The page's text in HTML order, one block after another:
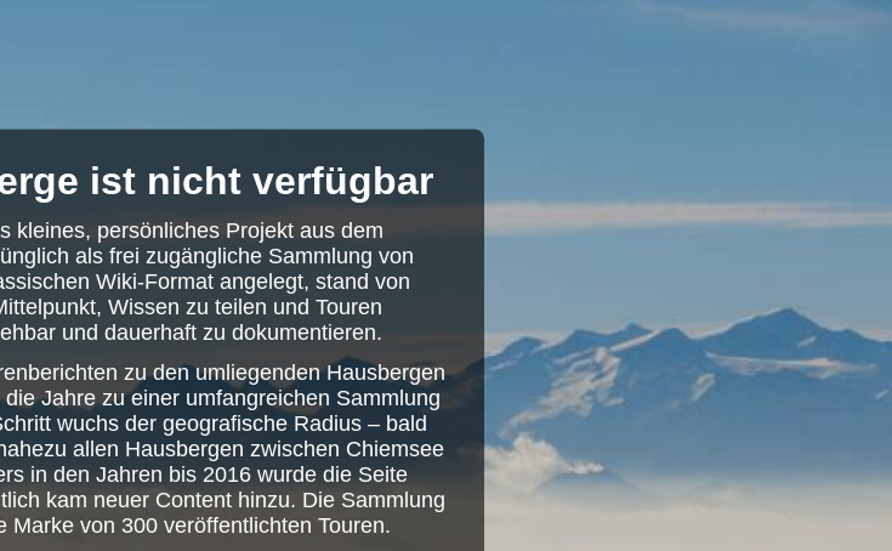
ist nicht verfügbar
kleines, persönliches Projekt aus dem
als frei zugängliche Sammlung von
Wiki-Format angelegt, stand von
Wissen zu teilen und Touren
und dauerhaft zu dokumentieren.
zu den umliegenden Hausbergen
Jahre zu einer umfangreichen Sammlung
wuchs der geografische Radius – bald
allen Hausbergen zwischen Chiemsee
in den Jahren bis 2016 wurde die Seite
kam neuer Content hinzu. Die Sammlung
Marke von 300 veröffentlichten Touren.